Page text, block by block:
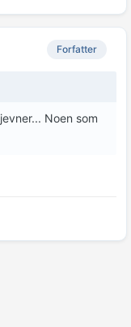
Forfatter
Noen som